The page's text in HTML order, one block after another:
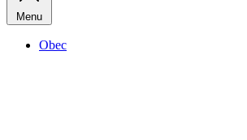
Menu
Obec